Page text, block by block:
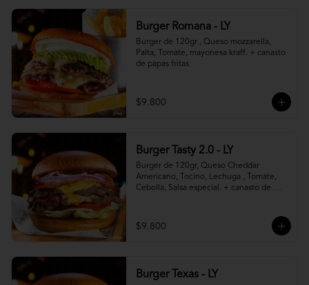
Burger Romana - LY
Burger de 120gr , Queso mozzarella,
Palta, Tomate, mayonesa kraff. + canasto
de papas fritas
$9.800
Burger Tasty 2.0 - LY
Burger de 120gr, Queso Cheddar
Americano, Tocino, Lechuga , Tomate,
Cebolla, Salsa especial. + canasto de
$9.800
Burger Texas - LY